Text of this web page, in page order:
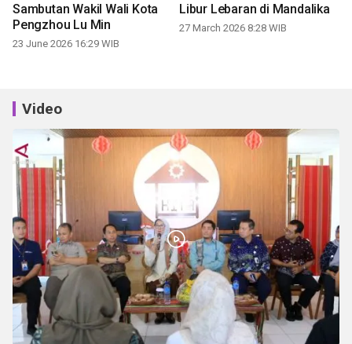
Sambutan Wakil Wali Kota
Pengzhou Lu Min
23 June 2026 16:29 WIB
Libur Lebaran di Mandalika
27 March 2026 8:28 WIB
Video